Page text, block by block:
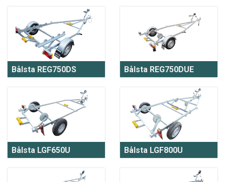
Bålsta REG750DS Bålsta REG750DUE
Bålsta LGF650U Bålsta LGF800U